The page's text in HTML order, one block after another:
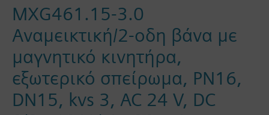
MXG461.15-3.0
Αναμεικτική/2-οδη βάνα με
μαγνητικό κινητήρα,
εξωτερικό σπείρωμα, PN16,
DN15, kvs 3, AC 24 V, DC